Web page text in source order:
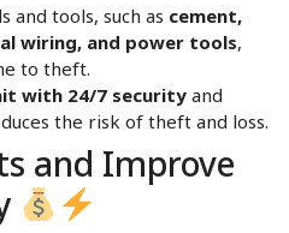
and tools, such as cement,
wiring, and power tools,
to theft.
with 24/7 securityand
the risk of theft and loss.
and Improve